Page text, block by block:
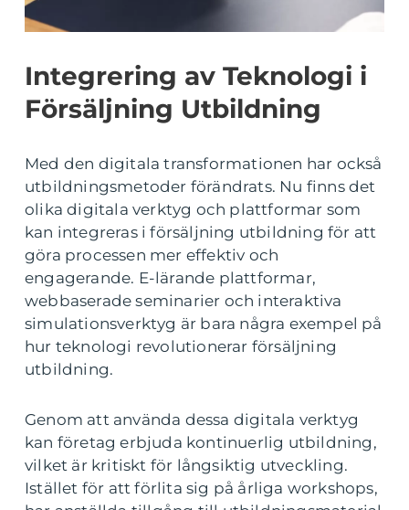
Integrering av Teknologi i
Försäljning Utbildning
Med den digitala transformationen har också
utbildningsmetoder förändrats. Nu finns det
olika digitala verktyg och plattformar som
kan integreras i försäljning utbildning för att
göra processen mer effektiv och
engagerande. E-lärande plattformar,
webbaserade seminarier och interaktiva
simulationsverktyg är bara några exempel på
hur teknologi revolutionerar försäljning
utbildning.
Genom att använda dessa digitala verktyg
kan företag erbjuda kontinuerlig utbildning,
vilket är kritiskt för långsiktig utveckling.
Istället för att förlita sig på årliga workshops,